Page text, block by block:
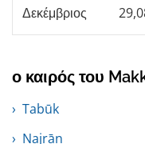
Δεκέμβριος
ο καιρός του
Tabūk
Najrān